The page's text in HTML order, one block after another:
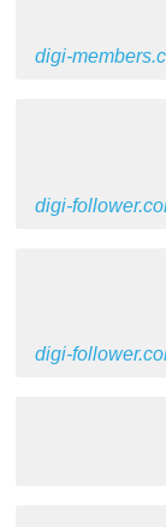
digi-
digi-
digi-